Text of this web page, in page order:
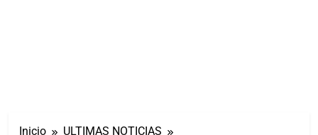
Inicio
ULTIMAS NOTICIAS